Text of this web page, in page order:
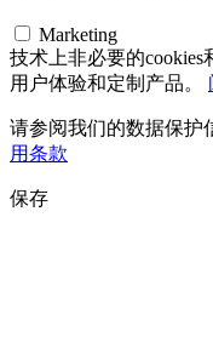
Marketing
技术上非必要的
用户体验和定制产品。
请参阅我们的数据保护
用条款
保存